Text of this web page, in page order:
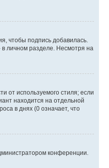
чтобы подпись добавилась.
личном разделе. Несмотря на
от используемого стиля; если
находится на отдельной
в днях (0 означает, что
конференции.